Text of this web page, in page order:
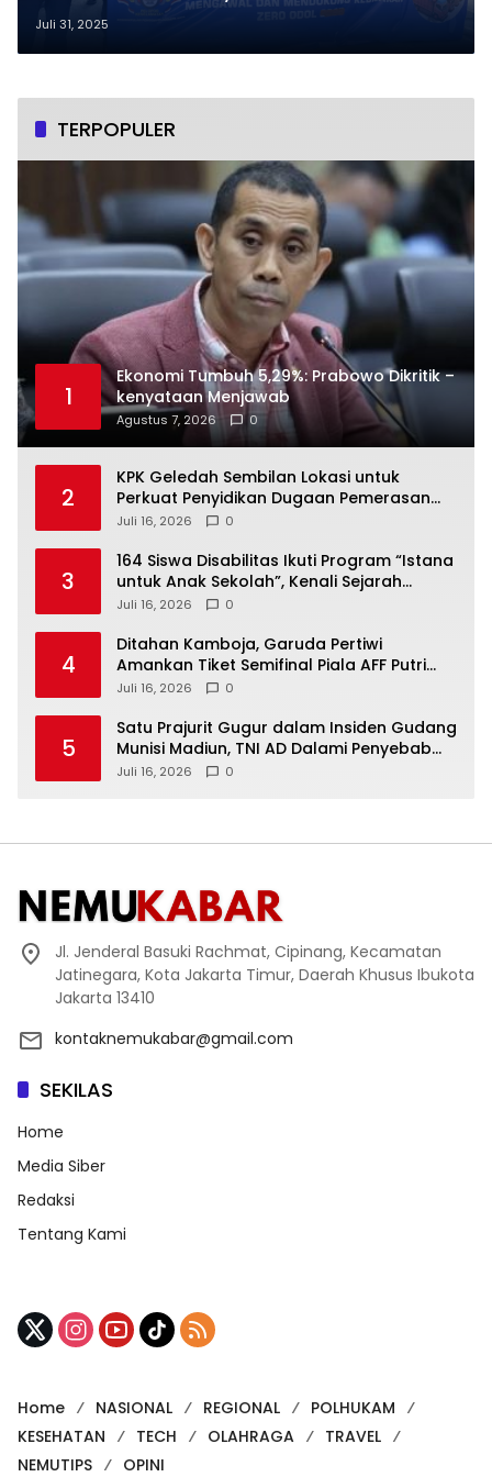
Perlindungan untuk Sopir Truk
Juli 31, 2025
TERPOPULER
1
Ekonomi Tumbuh 5,29%: Prabowo Dikritik –
kenyataan Menjawab
Agustus 7, 2026 0
2
KPK Geledah Sembilan Lokasi untuk
Perkuat Penyidikan Dugaan Pemerasan
Bupati Sukoharjo Nonaktif
Juli 16, 2026 0
3
164 Siswa Disabilitas Ikuti Program “Istana
untuk Anak Sekolah”, Kenali Sejarah
Bangsa dan Pemerintahan
Juli 16, 2026 0
4
Ditahan Kamboja, Garuda Pertiwi
Amankan Tiket Semifinal Piala AFF Putri
2026
Juli 16, 2026 0
5
Satu Prajurit Gugur dalam Insiden Gudang
Munisi Madiun, TNI AD Dalami Penyebab
Ledakan
Juli 16, 2026 0
Jl. Jenderal Basuki Rachmat, Cipinang, Kecamatan
Jatinegara, Kota Jakarta Timur, Daerah Khusus Ibukota
Jakarta 13410
kontaknemukabar@gmail.com
SEKILAS
Home
Media Siber
Redaksi
Tentang Kami
Home NASIONAL REGIONAL
POLHUKAM
KESEHATAN
TECH OLAHRAGA
TRAVEL
NEMUTIPS
OPINI